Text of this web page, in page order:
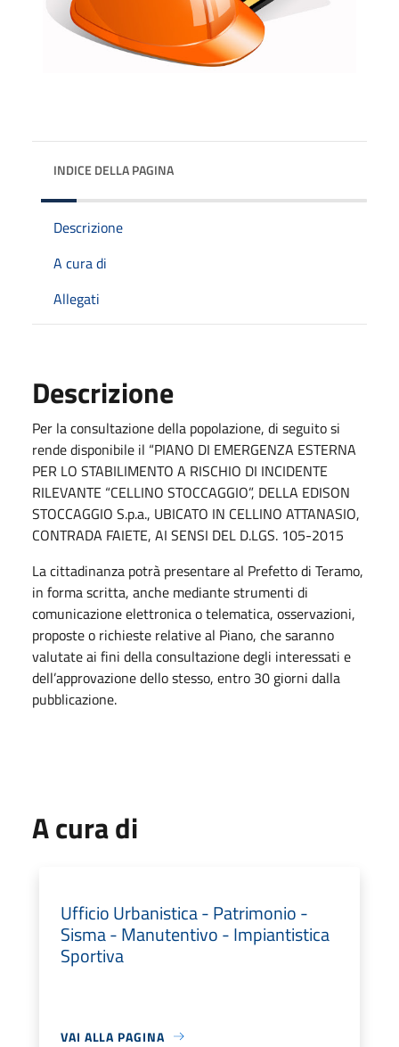
INDICE DELLA PAGINA
Descrizione
A cura di
Allegati
Descrizione
Per la consultazione della popolazione, di seguito si
rende disponibile il “PIANO DI EMERGENZA ESTERNA
PER LO STABILIMENTO A RISCHIO DI INCIDENTE
RILEVANTE “CELLINO STOCCAGGIO”, DELLA EDISON
STOCCAGGIO S.p.a., UBICATO IN CELLINO ATTANASIO,
CONTRADA FAIETE, AI SENSI DEL D.LGS. 105-2015
La cittadinanza potrà presentare al Prefetto di Teramo,
in forma scritta, anche mediante strumenti di
comunicazione elettronica o telematica, osservazioni,
proposte o richieste relative al Piano, che saranno
valutate ai fini della consultazione degli interessati e
dell’approvazione dello stesso, entro 30 giorni dalla
pubblicazione.
A cura di
Ufficio Urbanistica - Patrimonio -
Sisma - Manutentivo - Impiantistica
Sportiva
VAI ALLA PAGINA